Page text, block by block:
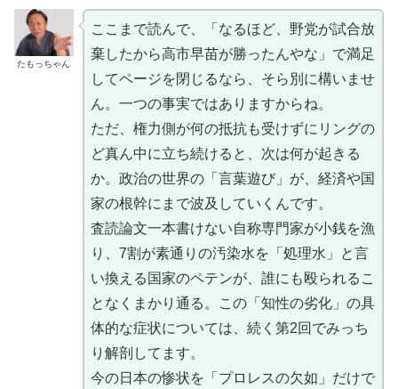
たもっちゃん
ここまで読んで、「なるほど、野党が試合放
棄したから高市早苗が勝ったんやな」で満足
してページを閉じるなら、そら別に構いませ
ん。一つの事実ではありますからね。
ただ、権力側が何の抵抗も受けずにリングの
ど真ん中に立ち続けると、次は何が起きる
か。政治の世界の「言葉遊び」が、経済や国
家の根幹にまで波及していくんです。
査読論文一本書けない自称専門家が小銭を漁
り、7割が素通りの汚染水を「処理水」と言
い換える国家のペテンが、誰にも殴られるこ
となくまかり通る。この「知性の劣化」の具
体的な症状については、続く第2回でみっち
り解剖してます。
今の日本の惨状を「プロレスの欠如」だけで